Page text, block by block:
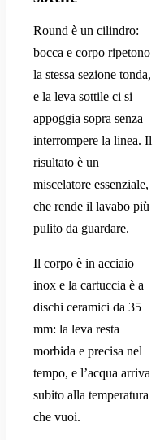
Round è un cilindro:
bocca e corpo ripetono
la stessa sezione tonda,
e la leva sottile ci si
appoggia sopra senza
interrompere la linea. Il
risultato è un
miscelatore essenziale,
che rende il lavabo più
pulito da guardare.
Il corpo è in acciaio
inox e la cartuccia è a
dischi ceramici da 35
mm: la leva resta
morbida e precisa nel
tempo, e l’acqua arriva
subito alla temperatura
che vuoi.